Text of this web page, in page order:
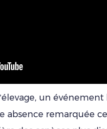
un
absence remarquée